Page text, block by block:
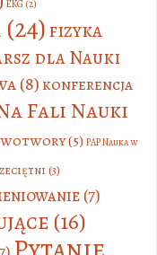
EKG(2)
(24)fizyka
dla Nauki
(8) konferencja
Fali Nauki
(5) PAP Nauka w
(3)
(7)
(16)